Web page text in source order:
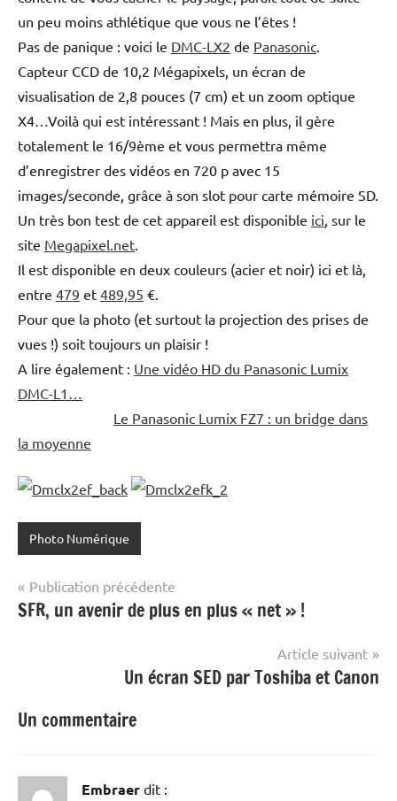
un peu moins athlétique que vous ne l’êtes !
Pas de panique : voici le DMC-LX2 de Panasonic
Capteur CCD de 10,2 Mégapixels, un écran de
visualisation de 2,8 pouces (7 cm) et un zoom optique
X4…Voilà qui est intéressant ! Mais en plus, il gère
totalement le 16/9ème et vous permettra même
d’enregistrer des vidéos en 720 p avec 15
images/seconde, grâce à son slot pour carte mémoire SD.
Un très bon test de cet appareil est disponible ici , sur le
site Megapixel.net
Il est disponible en deux couleurs (acier et noir) ici et là,
entre 479 et 489,95 €.
Pour que la photo (et surtout la projection des prises de
vues !) soit toujours un plaisir !
A lire également : Une vidéo HD du Panasonic Lumix
DMC-L1…
Le Panasonic Lumix FZ7 : un bridge dans
la moyenne
Photo Numérique
Navigation
de
Publication précédente
SFR, un avenir de plus en plus « net » !
Article suivant
Un écran SED par Toshiba et Canon
Un commentaire
Embraer dit :